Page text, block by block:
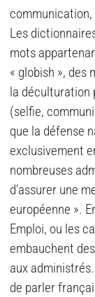
communication,
Les
mots
« globish », des
la déculturation
(selfie,
que la défense
exclusivement
nombreuses
d’assurer une
européenne ».
Emploi, ou les
embauchent
aux
de parler